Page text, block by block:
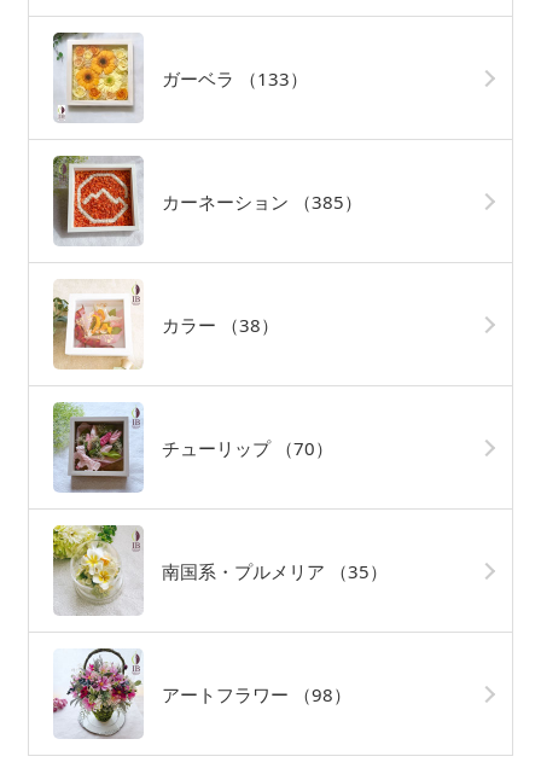
ガーベラ （133）
カーネーション （385）
カラー （38）
チューリップ （70）
南国系・プルメリア （35）
アートフラワー （98）